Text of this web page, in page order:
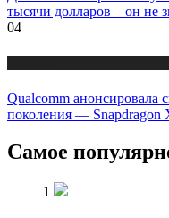
тысячи долларов – он не
04
Qualcomm анонсировала
поколения — Snapdragon
Самое
1